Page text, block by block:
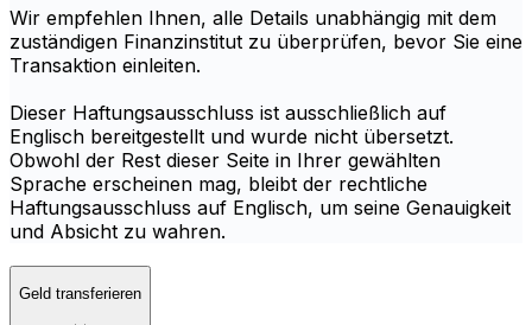
Wir empfehlen Ihnen, alle Details unabhängig mit dem
zuständigen Finanzinstitut zu überprüfen, bevor Sie eine
Transaktion einleiten.
Dieser Haftungsausschluss ist ausschließlich auf
Englisch bereitgestellt und wurde nicht übersetzt.
Obwohl der Rest dieser Seite in Ihrer gewählten
Sprache erscheinen mag, bleibt der rechtliche
Haftungsausschluss auf Englisch, um seine Genauigkeit
und Absicht zu wahren.
Geld transferieren